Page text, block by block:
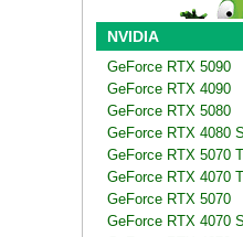
NVIDIA
GeForce RTX 5090
GeForce RTX 4090
GeForce RTX 5080
GeForce RTX 4080
GeForce RTX 5070
GeForce RTX 4070
GeForce RTX 5070
GeForce RTX 4070